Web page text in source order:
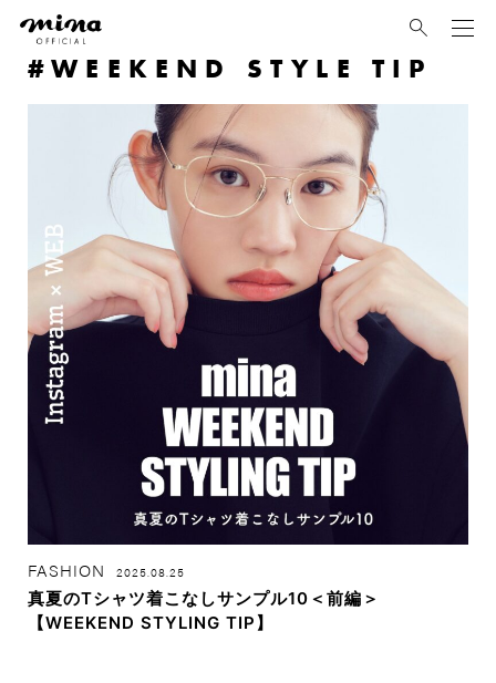
WEEKEND STYLE TIP
FASHION 2025.08.25
真夏のTシャツ着こなしサンプル10＜前編＞
【WEEKEND STYLING TIP】